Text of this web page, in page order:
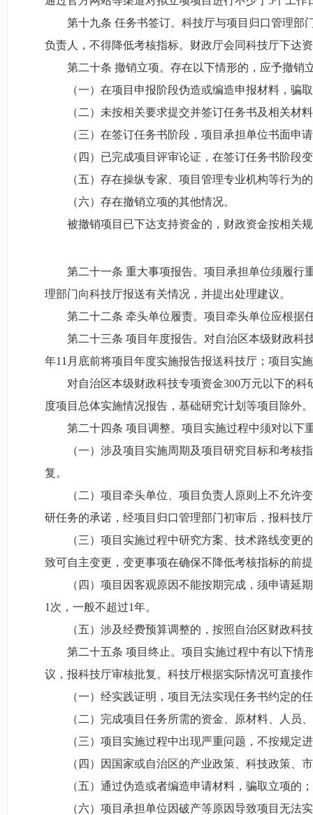
第十九条 任务书签订。科技厅与项目归口管理部
负责人，不得降低考核指标。财政厅会同科技厅下达
第二十条 撤销立项。存在以下情形的，应予撤销
（一）在项目申报阶段伪造或编造申报材料，骗
（二）未按相关要求提交并签订任务书及相关材
（三）在签订任务书阶段，项目承担单位书面申
（四）已完成项目评审论证，在签订任务书阶段
（五）存在操纵专家、项目管理专业机构等行为
（六）存在撤销立项的其他情况。
被撤销项目已下达支持资金的，财政资金按相关
第二十一条 重大事项报告。项目承担单位须履行
理部门向科技厅报送有关情况，并提出处理建议。
第二十二条 牵头单位履责。项目牵头单位应根据
第二十三条 项目年度报告。对自治区本级财政科
年11月底前将项目年度实施报告报送科技厅；项目实
对自治区本级财政科技专项资金300万元以下的
度项目总体实施情况报告，基础研究计划等项目除外。
第二十四条 项目调整。项目实施过程中须对以下
（一）涉及项目实施周期及项目研究目标和考
复。
（二）项目牵头单位、项目负责人原则上不允
研任务的承诺，经项目归口管理部门初审后，报科技
（三）项目实施过程中研究方案、技术路线变
致可自主变更，变更事项在确保不降低考核指标的前
（四）项目因客观原因不能按期完成，须申请
1次，一般不超过1年。
（五）涉及经费预算调整的，按照自治区财政科
第二十五条 项目终止。项目实施过程中有以下情
议，报科技厅审核批复。科技厅根据实际情况可直接
（一）经实践证明，项目无法实现任务书约定的
（二）完成项目任务所需的资金、原材料、人员
（三）项目实施过程中出现严重问题，不按规定
（四）因国家或自治区的产业政策、科技政策、
（五）通过伪造或者编造申请材料，骗取立项的；
（六）项目承担单位因破产等原因导致项目无法